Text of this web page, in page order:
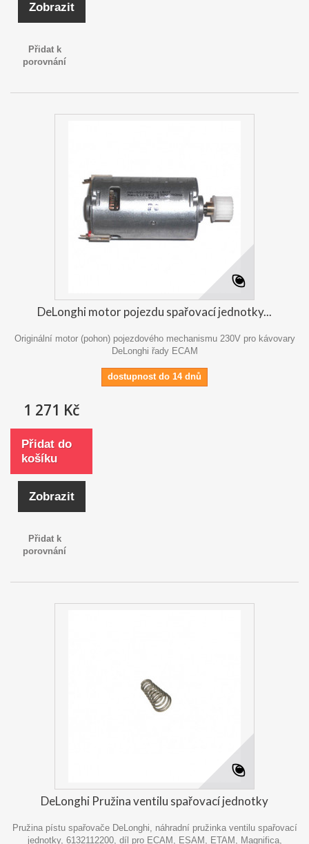
Zobrazit
Přidat k
porovnání
DeLonghi motor pojezdu spařovací jednotky...
Originální motor (pohon) pojezdového mechanismu 230V pro kávovary
DeLonghi řady ECAM
dostupnost do 14 dnů
1 271 Kč
Přidat do
košíku
Zobrazit
Přidat k
porovnání
DeLonghi Pružina ventilu spařovací jednotky
Pružina pístu spařovače DeLonghi, náhradní pružinka ventilu spařovací
jednotky, 6132112200, díl pro ECAM, ESAM, ETAM, Magnifica,